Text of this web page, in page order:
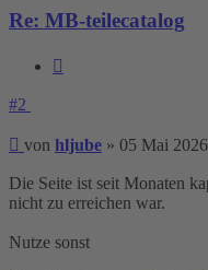
Re: MB-teilecatalog
#2
Beitrag
von hljube » 05 Mai
Die Seite ist seit Monaten
nicht zu erreichen war.
Nutze sonst